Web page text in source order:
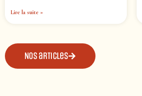
Lire la suite »
Nos articles